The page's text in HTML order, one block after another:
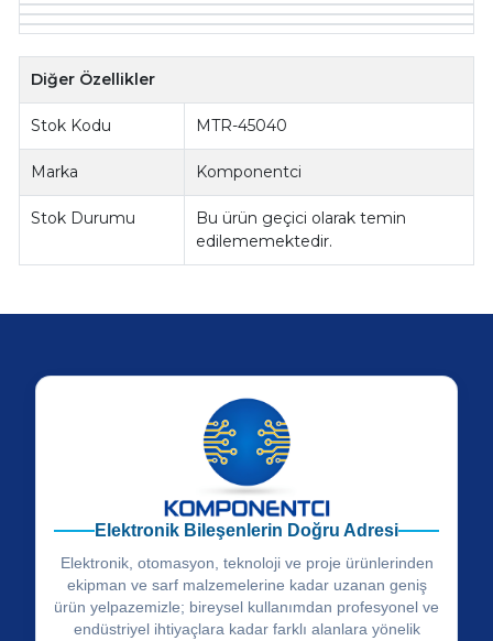
Diğer Özellikler
Stok Kodu MTR-45040
Marka Komponentci
Stok Durumu
Bu ürün geçici olarak temin
edilememektedir.
Elektronik Bileşenlerin Doğru Adresi
Elektronik, otomasyon, teknoloji ve proje ürünlerinden
ekipman ve sarf malzemelerine kadar uzanan geniş
ürün yelpazemizle; bireysel kullanımdan profesyonel ve
endüstriyel ihtiyaçlara kadar farklı alanlara yönelik